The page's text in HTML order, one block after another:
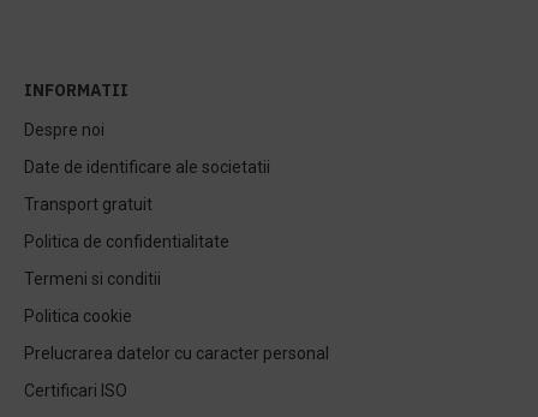
INFORMATII
Despre noi
Date de identificare ale societatii
Transport gratuit
Politica de confidentialitate
Termeni si conditii
Politica cookie
Prelucrarea datelor cu caracter personal
Certificari ISO